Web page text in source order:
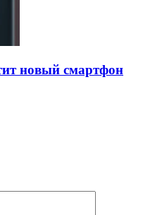
новый смартфон